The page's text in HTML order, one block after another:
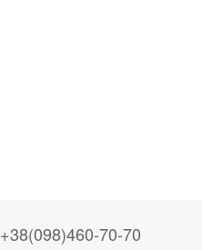
+38(098)460-70-70